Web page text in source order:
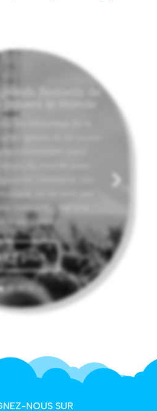
festivals de
le monde
les amoureux de la
rassemblent dans
expérience...
plus
NOUS SUR